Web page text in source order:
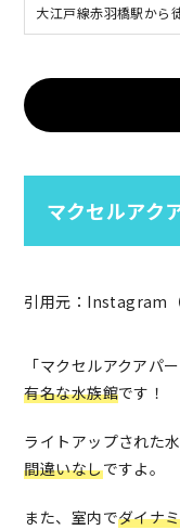
大江戸線赤羽橋駅から
マクセルアク
引用元：Instagram
「マクセルアクアパ
有名な水族館です！
ライトアップされた
間違いなしですよ。
また、室内でダイナ